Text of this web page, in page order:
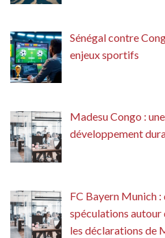
Sénégal contre
enjeux sportifs
Madesu Congo :
développement
FC Bayern Munich
spéculations autour
les déclarations de